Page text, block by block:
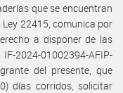
que se encuentran
22415, comunica por
a disponer de las
2024-01002394-AFIP-
del presente, que
días corridos, solicitar